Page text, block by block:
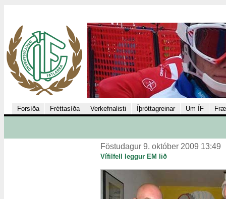
Forsíða Fréttasíða Verkefnalisti Íþróttagreinar Um ÍF
Föstudagur 9. október 2009 13:49
Vífilfell leggur EM lið